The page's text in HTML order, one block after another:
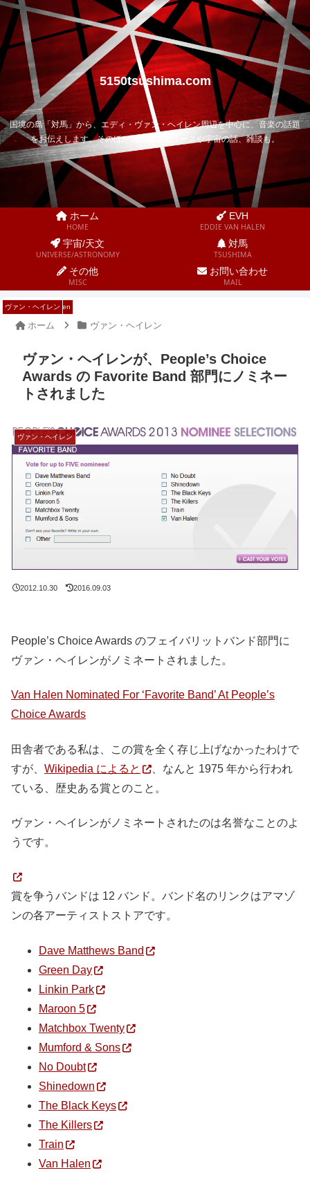
5150tsushima.com
国境の島「対馬」から、エディ・ヴァン・ヘイレン周辺を中心に、音楽の話題
をお伝えします。そのほか気になるニュースや宇宙の話、雑談も。
ホーム
HOME
EVH
EDDIE VAN HALEN
宇宙/天文
UNIVERSE/ASTRONOMY
対馬
TSUSHIMA
その他
MISC
お問い合わせ
MAIL
ホーム ヴァン・ヘイレン
ヴァン・ヘイレンが、People’s Choice
Awards の Favorite Band 部門にノミネー
トされました
ヴァン・ヘイレン
2012.10.30 2016.09.03
People’s Choice Awards のフェイバリットバンド部門に
ヴァン・ヘイレンがノミネートされました。
Van Halen Nominated For ‘Favorite Band’ At People’s
Choice Awards
田舎者である私は、この賞を全く存じ上げなかったわけで
すが、 Wikipedia によると
、なんと 1975 年から行われ
ている、歴史ある賞とのこと。
ヴァン・ヘイレンがノミネートされたのは名誉なことのよ
うです。
賞を争うバンドは 12 バンド。バンド名のリンクはアマゾ
ンの各アーティストストアです。
Dave Matthews Band
Green Day
Linkin Park
Maroon 5
Matchbox Twenty
Mumford & Sons
No Doubt
Shinedown
The Black Keys
The Killers
Train
Van Halen
ヴァン・ヘイレン
Wolfgang Van Halen
ヴァン・ヘイレン